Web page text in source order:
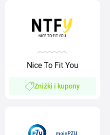
Nice To Fit You
Zniżki i kupony